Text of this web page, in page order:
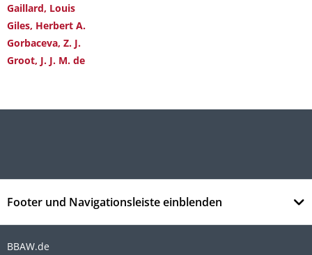
Gaillard, Louis
Giles, Herbert A.
Gorbaceva, Z. J.
Groot, J. J. M. de
Footer und Navigationsleiste einblenden
BBAW.de